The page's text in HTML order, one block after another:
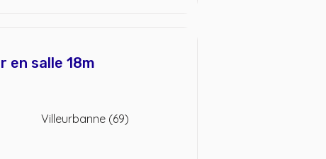
en salle 18m
Villeurbanne (69)